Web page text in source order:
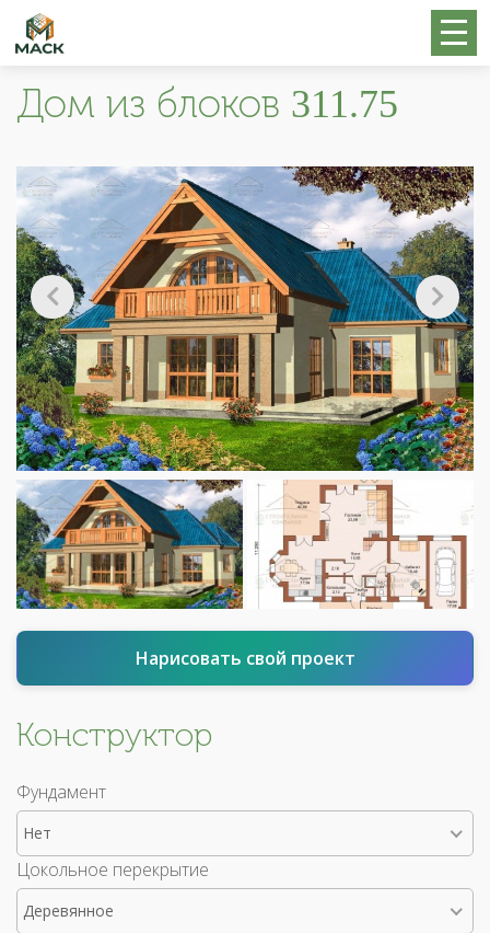
Дом из блоков 311.75
Нарисовать свой проект
Конструктор
Фундамент
Нет
Цокольное перекрытие
Деревянное